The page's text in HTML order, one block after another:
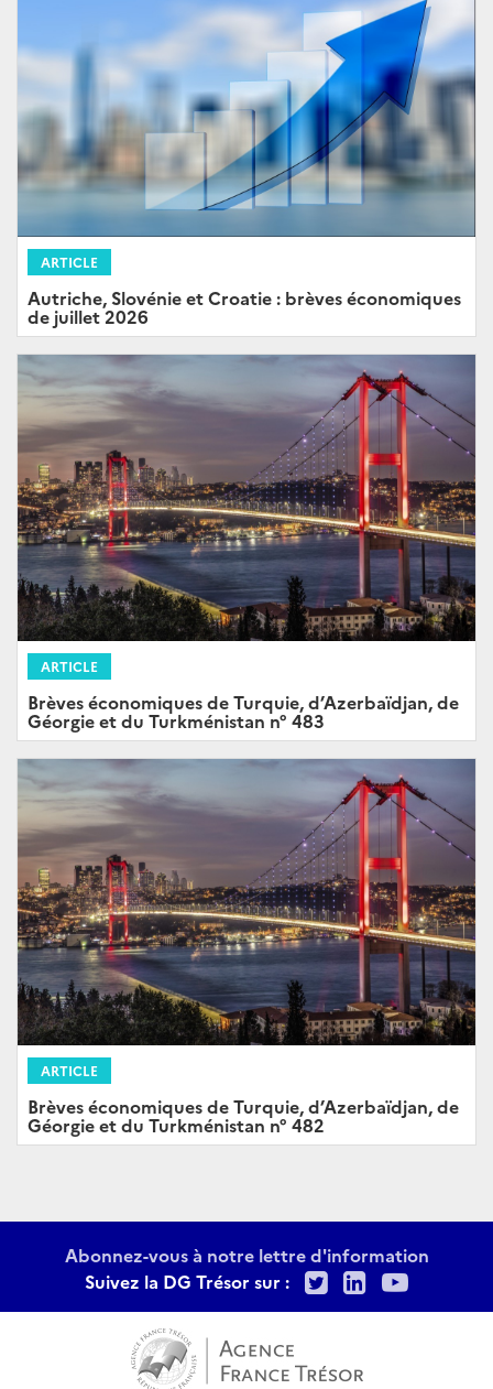
ARTICLE
Autriche, Slovénie et Croatie : brèves économiques
de juillet 2026
ARTICLE
Brèves économiques de Turquie, d’Azerbaïdjan, de
Géorgie et du Turkménistan n° 483
ARTICLE
Brèves économiques de Turquie, d’Azerbaïdjan, de
Géorgie et du Turkménistan n° 482
Abonnez-vous à notre lettre d'information
Suivez la DG Trésor sur :
TwitterLinkedIn